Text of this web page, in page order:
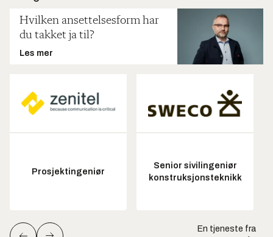
Hvilken ansettelsesform har
du takket ja til?
Les mer
Prosjektingeniør
Senior sivilingeniør
konstruksjonsteknikk
En tjeneste fra